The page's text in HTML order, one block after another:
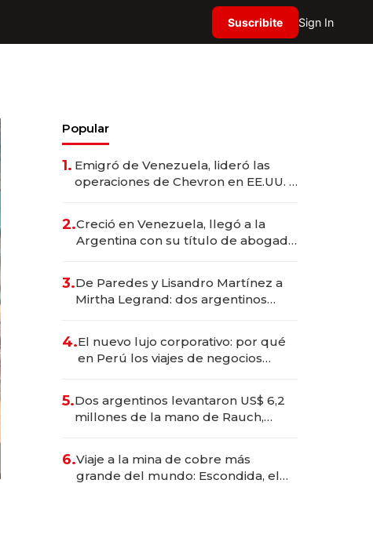
Suscribite Sign In
Popular
1. Emigró de Venezuela, lideró las
operaciones de Chevron en EE.UU. y
2.Creció en Venezuela, llegó a la
Argentina con su título de abogado
marcas "fast premium"
3.De Paredes y Lisandro Martínez a
Mirtha Legrand: dos argentinos
4.El nuevo lujo corporativo: por qué
en Perú los viajes de negocios
transformadoras
5.Dos argentinos levantaron US$ 6,2
millones de la mano de Rauch,
6.Viaje a la mina de cobre más
grande del mundo: Escondida, el